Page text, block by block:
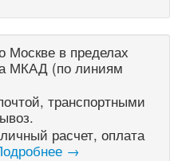
Москве в пределах
МКАД (по линиям
транспортными
расчет, оплата
→